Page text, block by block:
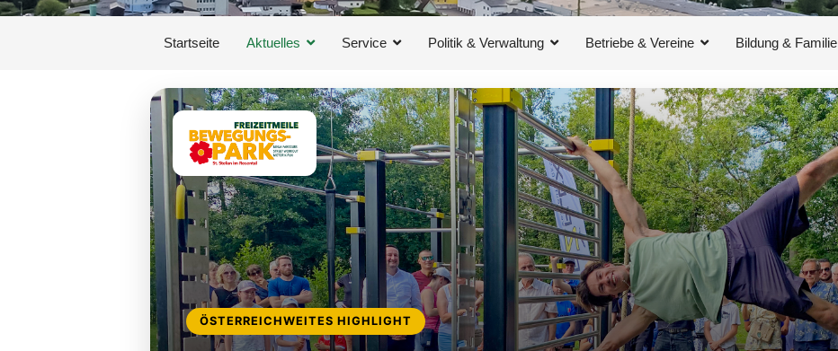
Startseite Aktuelles Service Politik & Verwaltung Betriebe & Vereine Bildung & Familie
ÖSTERREICHWEITES HIGHLIGHT